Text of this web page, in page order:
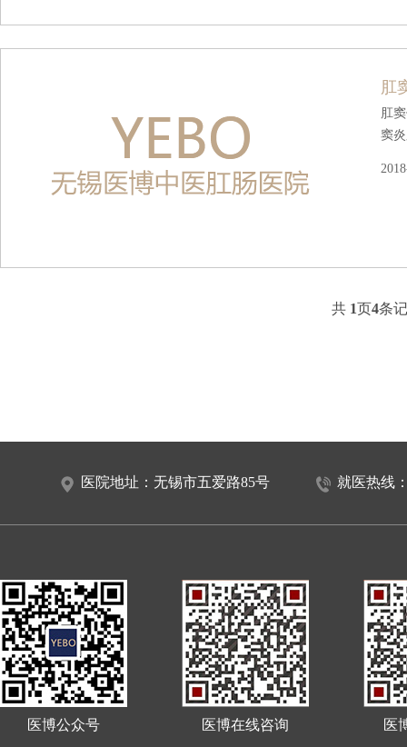
肛
肛
窦
共 1页4条
医院地址：无锡市五爱路85号 就医热线
医博公众号 医博在线咨询 医